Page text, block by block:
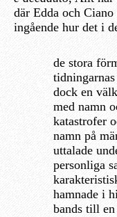
där Edda och
ingående hur det i
de stora
dock en
med namn
katastrofer
namn på
uttalade
personliga
hamnade i
bands till